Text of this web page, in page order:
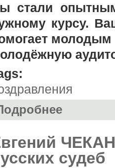
стали
курсу.
молодым
судеб